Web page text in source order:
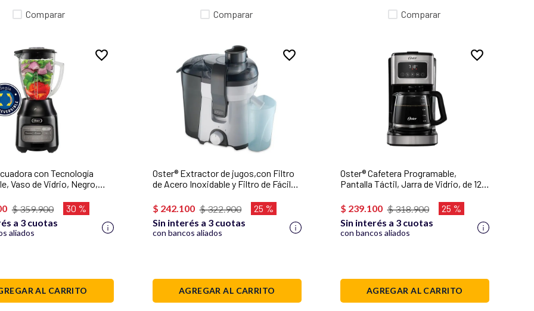
Comparar Comparar Comparar
con Tecnología
Vaso de Vidrio, Negro,
$359.900
30 %
a 3 cuotas
aliados
AL CARRITO
Oster® Extractor de jugos,con Filtro
de Acero Inoxidable y Filtro de Fácil
$ 242.100 $322.900
25 %
Sin interés a 3 cuotas
con bancos aliados
AGREGAR AL CARRITO
Oster® Cafetera Programable,
Pantalla Táctil, Jarra de Vidrio, de 12
BVSTDC4403
$ 239.100 $318.900
25 %
Sin interés a 3 cuotas
con bancos aliados
AGREGAR AL CARRITO